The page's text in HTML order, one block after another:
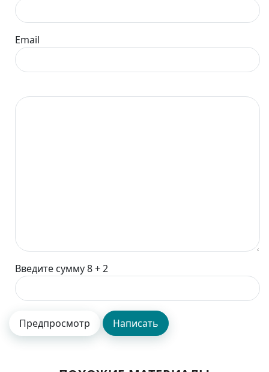
Email
Введите сумму 8 + 2